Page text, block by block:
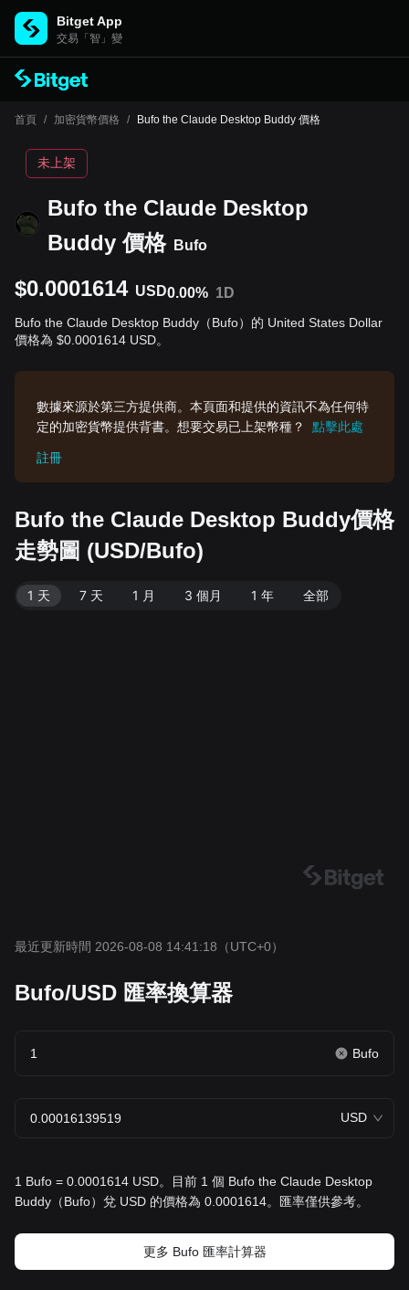
Bitget App
交易「智」變
首頁 / 加密貨幣價格 / Bufo the Claude Desktop Buddy 價格
Bufo the Claude Desktop
Buddy 價格
Bufo
未上架
$0.0001614 USD0.00% 1D
Bufo the Claude Desktop Buddy（Bufo）的 United States Dollar
價格為 $0.0001614 USD。
數據來源於第三方提供商。本頁面和提供的資訊不為任何特
定的加密貨幣提供背書。想要交易已上架幣種？
點擊此處
註冊
Bufo the Claude Desktop Buddy價格
走勢圖 (USD/Bufo)
1 天 7 天 1 月 3 個月 1 年 全部
最近更新時間 2026-08-08 14:41:18 （UTC+0）
Bufo/USD 匯率換算器
Bufo
USD
1 Bufo = 0.0001614 USD。目前 1 個 Bufo the Claude Desktop
Buddy（Bufo）兌 USD 的價格為 0.0001614。匯率僅供參考。
更多 Bufo 匯率計算器